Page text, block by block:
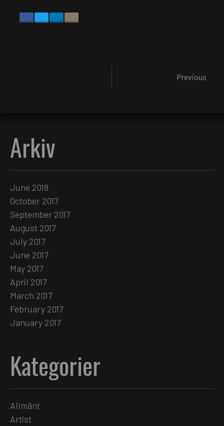
Previous
Arkiv
June 2018
October 2017
September 2017
August 2017
July 2017
June 2017
May 2017
April 2017
March 2017
February 2017
January 2017
Kategorier
Allmänt
Artist